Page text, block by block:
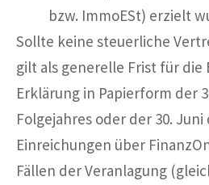
bzw. ImmoESt) erzielt
Sollte keine steuerliche
gilt als generelle Frist für die
Erklärung in Papierform der
Folgejahres oder der 30.
Einreichungen über
Fällen der Veranlagung